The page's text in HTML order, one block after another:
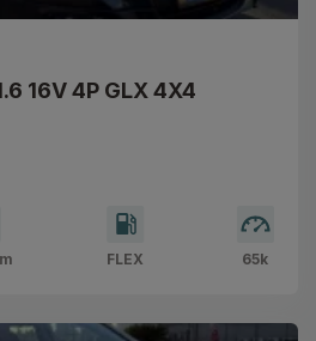
16V 4P GLX 4X4
FLEX 65k